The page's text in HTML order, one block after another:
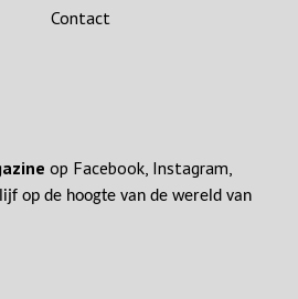
Contact
op Facebook, Instagram,
op de hoogte van de wereld van